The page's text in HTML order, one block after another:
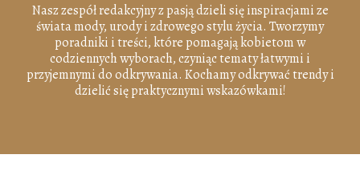
Nasz zespół redakcyjny z pasją dzieli się inspiracjami ze
świata mody, urody i zdrowego stylu życia. Tworzymy
poradniki i treści, które pomagają kobietom w
codziennych wyborach, czyniąc tematy łatwymi i
przyjemnymi do odkrywania. Kochamy odkrywać trendy i
dzielić się praktycznymi wskazówkami!